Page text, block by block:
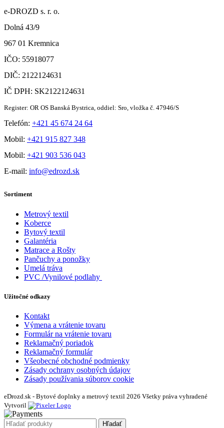
e-DROZD s. r. o.
Dolná 43/9
967 01 Kremnica
IČO: 55918077
DIČ: 2122124631
IČ DPH: SK2122124631
Register: OR OS Banská Bystrica, oddiel: Sro, vložka č. 47946/S
Telefón: +421 45 674 24 64
Mobil: +421 915 827 348
Mobil: +421 903 536 043
E-mail: info@edrozd.sk
Sortiment
Metrový textil
Koberce
Bytový textil
Galantéria
Matrace a Rošty
Pančuchy a ponožky
Umelá tráva
PVC /Vynilové podlahy
Užitočné odkazy
Kontakt
Výmena a vrátenie tovaru
Formulár na vrátenie tovaru
Reklamačný poriadok
Reklamačný formulár
Všeobecné obchodné podmienky
Zásady ochrany osobných údajov
Zásady používania súborov cookie
eDrozd.sk - Bytové doplnky a metrový textil 2026 Všetky práva vyhradené
Vytvoril
Hľadať